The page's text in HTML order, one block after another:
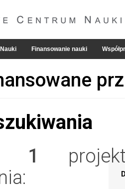
Finansowanie nauki
1